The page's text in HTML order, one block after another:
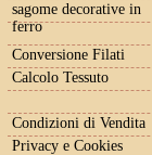
sagome decorative in
ferro
Conversione Filati
Calcolo Tessuto
Condizioni di Vendita
Privacy e Cookies